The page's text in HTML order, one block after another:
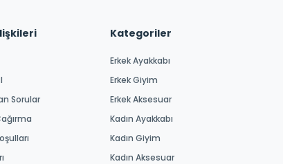
Sorular
Kategoriler
Erkek Ayakkabı
Erkek Giyim
Erkek Aksesuar
Kadın Ayakkabı
Kadın Giyim
Kadın Aksesuar